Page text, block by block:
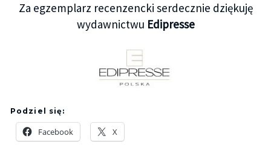
Za egzemplarz recenzencki serdecznie dziękuję
wydawnictwu Edipresse
Podziel się:
Facebook X